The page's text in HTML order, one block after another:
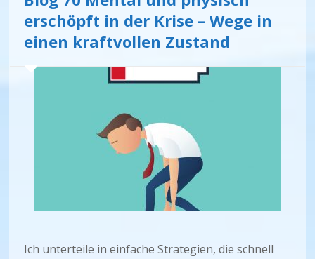
erschöpft in der Krise – Wege in
einen kraftvollen Zustand
Ich unterteile in einfache Strategien, die schnell